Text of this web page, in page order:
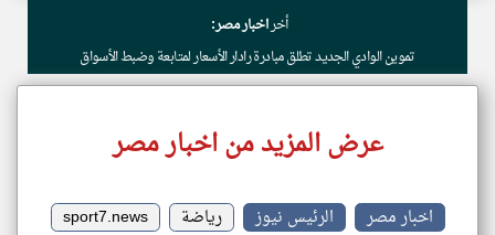
أخراخبار مصر:
تموين الوادي الجديد تطلق مبادرة رادار الأسعار لمتابعة وضبط الأسواق
عرض المزيد من اخبار مصر
اخبار مصر الرئيس نيوز رياضة
sport7.news